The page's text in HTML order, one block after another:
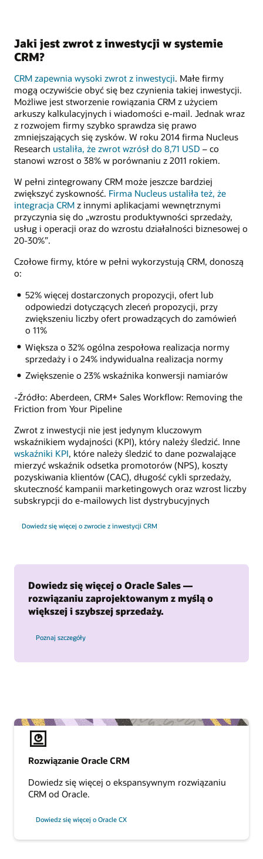
Rozwiązanie Oracle CRM
Dowiedz się więcej o ekspansywnym rozwiązaniu
CRM od Oracle.
Dowiedz się więcej o Oracle CX
Jaki jest zwrot z inwestycji w systemie
CRM?
CRM zapewnia wysoki zwrot z inwestycji. Małe firmy
mogą oczywiście obyć się bez czynienia takiej inwestycji.
Możliwe jest stworzenie rowiązania CRM z użyciem
arkuszy kalkulacyjnych i wiadomości e-mail. Jednak wraz
z rozwojem firmy szybko sprawdza się prawo
zmniejszających się zysków. W roku 2014 firma Nucleus
Research ustaliła, że zwrot wzrósł do 8,71 USD – co
stanowi wzrost o 38% w porównaniu z 2011 rokiem.
W pełni zintegrowany CRM może jeszcze bardziej
zwiększyć zyskowność. Firma Nucleus ustaliła też, że
integracja CRM z innymi aplikacjami wewnętrznymi
przyczynia się do „wzrostu produktywności sprzedaży,
usług i operacji oraz do wzrostu działalności biznesowej o
20-30%”.
Czołowe firmy, które w pełni wykorzystują CRM, donoszą
o:
52% więcej dostarczonych propozycji, ofert lub
odpowiedzi dotyczących zleceń propozycji, przy
zwiększeniu liczby ofert prowadzących do zamówień
o 11%
Większa o 32% ogólna zespołowa realizacja normy
sprzedaży i o 24% indywidualna realizacja normy
Zwiększenie o 23% wskaźnika konwersji namiarów
-Źródło: Aberdeen, CRM+ Sales Workflow: Removing the
Friction from Your Pipeline
Zwrot z inwestycji nie jest jedynym kluczowym
wskaźnikiem wydajności (KPI), który należy śledzić. Inne
wskaźniki KPI, które należy śledzić to dane pozwalające
mierzyć wskaźnik odsetka promotorów (NPS), koszty
pozyskiwania klientów (CAC), długość cykli sprzedaży,
skuteczność kampanii marketingowych oraz wzrost liczby
subskrypcji do e-mailowych list dystrybucyjnych
Dowiedz się więcej o zwrocie z inwestycji CRM
Dowiedz się więcej o Oracle Sales —
rozwiązaniu zaprojektowanym z myślą o
większej i szybszej sprzedaży.
Poznaj szczegóły